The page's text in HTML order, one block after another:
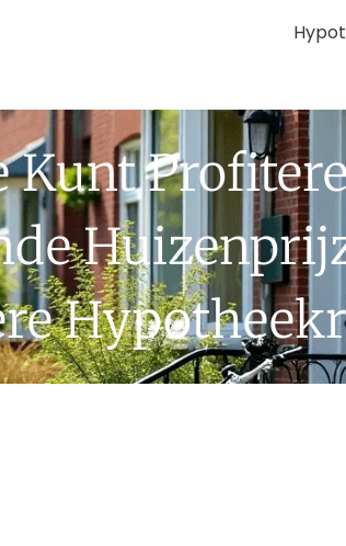
Kunt